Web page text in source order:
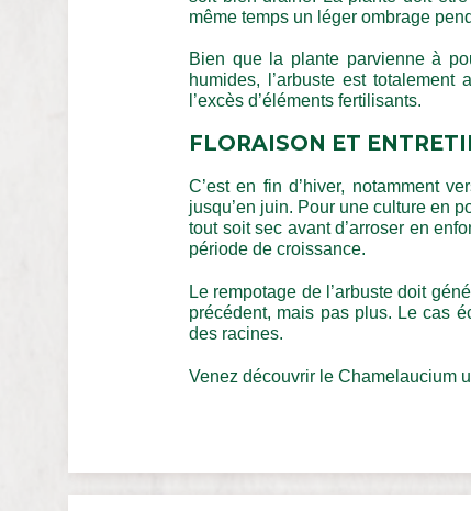
même temps un léger ombrage
Bien que la plante parvienne à
humides, l’arbuste est
l’excès d’éléments fertilisants.
FLORAISON ET
C’est en fin d’hiver, notamment
jusqu’en juin. Pour une culture en
tout soit sec avant d’arroser en
période de croissance.
Le rempotage de l’arbuste doit
précédent, mais pas plus. Le cas
des racines.
Venez découvrir le Chamelaucium